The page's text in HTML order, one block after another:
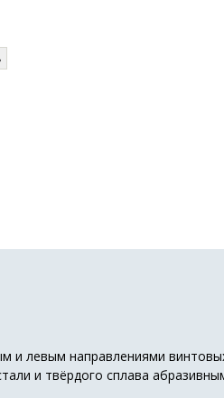
и левым направлениями
и твёрдого сплава